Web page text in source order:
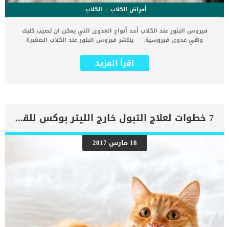
أمراض الكلاب
الكلاب
فيروس البثور عند الكلاب أحد أنواع العدوى التي يمكن ان تصيب كلبك
وهي عدوى فيروسية. ينتشر فيروس البثور عند الكلاب الصغيرة
الفيروسية عدوى شديدة للغاية وتسبب للكلاب انزعاج وضعف مثل الذى
تسببه للبشر. كما يعتبر مرض البثور غير مهدد لحياة الكلاب ولكنه يسبب
الكلب المصاب بهذه الحالى الى زيارة فورية للعيادة البيطرية للكشف عن
حالته وتحديد خطة العلاج المثلي. سنقدم لك فى هذا المقال طرق العلاج
المناسبة لكلبك المصاب بعدوى البثور الفيروسية. تعرف هذه الحالة أيضا
باسم الورم الحليمى وهو عبارة عن طفح جلدى يظهر على سطح جلد كلبك.
على الرغم من كونها مزعجة بصريًا ، إلا أنها غير ضارة بشكل عام بصحة
فى حالات نادرة للغاية يتطور هذا المرض الى ورم سرطاني خبيث. اعراض
فيروس البثور عند الكلاب تظهر أعراض […]
اقرأ المزيد
7 خطوات لعلاج التبول خارج الليتر بوكس للقطط
18 مارس 2017